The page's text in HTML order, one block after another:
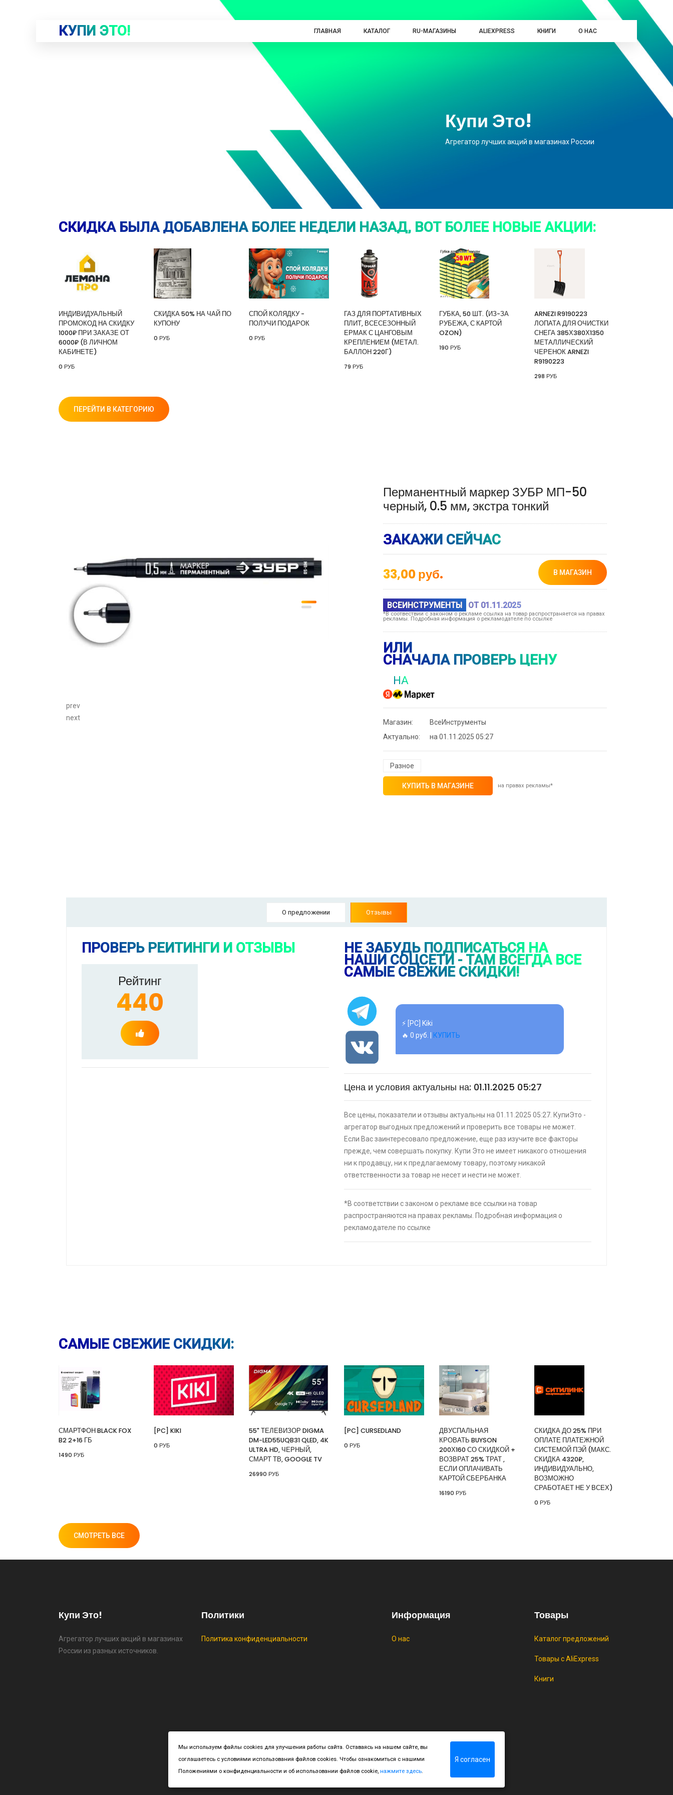
КУПИ ЭТО! ГЛАВНАЯ КАТАЛОГ RU-МАГАЗИНЫ ALIEXPRESS КНИГИ О НАС
Купи Это!
Агрегатор лучших акций в магазинах России
СКИДКА БЫЛА ДОБАВЛЕНА БОЛЕЕ НЕДЕЛИ НАЗАД, ВОТ БОЛЕЕ НОВЫЕ АКЦИИ:
ИНДИВИДУАЛЬНЫЙ
ПРОМОКОД НА СКИДКУ
1000₽ ПРИ ЗАКАЗЕ ОТ
6000₽ (В ЛИЧНОМ
КАБИНЕТЕ)
0 РУБ
СКИДКА 50% НА ЧАЙ ПО
КУПОНУ
0 РУБ
СПОЙ КОЛЯДКУ -
ПОЛУЧИ ПОДАРОК
0 РУБ
ГАЗ ДЛЯ ПОРТАТИВНЫХ
ПЛИТ, ВСЕСЕЗОННЫЙ
ЕРМАК С ЦАНГОВЫМ
КРЕПЛЕНИЕМ (МЕТАЛ.
БАЛЛОН 220Г)
79 РУБ
ГУБКА, 50 ШТ. (ИЗ-ЗА
РУБЕЖА, С КАРТОЙ
OZON)
190 РУБ
ARNEZI R9190223
ЛОПАТА ДЛЯ ОЧИСТКИ
СНЕГА 385Х380Х1350
МЕТАЛЛИЧЕСКИЙ
ЧЕРЕНОК ARNEZI
R9190223
298 РУБ
ПЕРЕЙТИ В КАТЕГОРИЮ
prev
next
Перманентный маркер ЗУБР МП-50
черный, 0.5 мм, экстра тонкий
ЗАКАЖИ СЕЙЧАС
33,00руб. В МАГАЗИН
ВСЕИНСТРУМЕНТЫ ОТ 01.11.2025
*В соотвествии с законом о рекламе ссылка на товар распространяется на правах
рекламы. Подробная информация о рекламодателе по ссылке
ИЛИ
СНАЧАЛА ПРОВЕРЬ ЦЕНУ
НА
Магазин:
ВсеИнструменты
Актуально:
на 01.11.2025 05:27
Разное
КУПИТЬ В МАГАЗИНЕ на правах рекламы*
О предложении Отзывы
ПРОВЕРЬ РЕЙТИНГИ И ОТЗЫВЫ
Рейтинг
440
НЕ ЗАБУДЬ ПОДПИСАТЬСЯ НА
НАШИ СОЦСЕТИ - ТАМ ВСЕГДА ВСЕ
САМЫЕ СВЕЖИЕ СКИДКИ!
⚡ Смартфон black fox b2 2+16 Гб
⚡ [PC] Kiki
🔥 0 руб. |
КУПИТЬ
🔥 26990 руб. |КУПИТЬ
⚡ [PC] Cursedland
🔥 0 руб. |КУПИТЬ
⚡ Двуспальная кровать buyson 200х160 со
скидкой + возврат 25% трат , если оплачивать
картой Сбербанка
🔥 16190 руб. |КУПИТЬ
⚡ Скидка до 25% при оплате платежной
системой Пэй (макс. скидка 4320₽,
⚡ [PC] Kiki
🔥 0 руб. |
КУПИТЬ
Ultra HD, черный, СМАРТ ТВ, Google TV
🔥 26990 руб. |КУПИТЬ
⚡ [PC] Cursedland
КУПИТЬ
Цена и условия актуальны на: 01.11.2025 05:27
Все цены, показатели и отзывы актуальны на 01.11.2025 05:27. КупиЭто -
агрегатор выгодных предложений и проверить все товары не может.
Если Вас заинтересовало предложение, еще раз изучите все факторы
прежде, чем совершать покупку. Купи Это не имеет никакого отношения
ни к продавцу, ни к предлагаемому товару, поэтому никакой
ответственности за товар не несет и нести не может.
*В соответствии с законом о рекламе все ссылки на товар
распространяются на правах рекламы. Подробная информация о
рекламодателе по ссылке
САМЫЕ СВЕЖИЕ СКИДКИ:
СМАРТФОН BLACK FOX
B2 2+16 ГБ
1490 РУБ
[PC] KIKI
0 РУБ
55" ТЕЛЕВИЗОР DIGMA
DM-LED55UQB31 QLED, 4K
ULTRA HD, ЧЕРНЫЙ,
СМАРТ ТВ, GOOGLE TV
26990 РУБ
[PC] CURSEDLAND
0 РУБ
ДВУСПАЛЬНАЯ
КРОВАТЬ BUYSON
200Х160 СО СКИДКОЙ +
ВОЗВРАТ 25% ТРАТ ,
ЕСЛИ ОПЛАЧИВАТЬ
КАРТОЙ СБЕРБАНКА
16190 РУБ
СКИДКА ДО 25% ПРИ
ОПЛАТЕ ПЛАТЕЖНОЙ
СИСТЕМОЙ ПЭЙ (МАКС.
СКИДКА 4320₽,
ИНДИВИДУАЛЬНО,
ВОЗМОЖНО
СРАБОТАЕТ НЕ У ВСЕХ)
0 РУБ
СМОТРЕТЬ ВСЕ
Купи Это!
Агрегатор лучших акций в магазинах
России из разных источников.
Политики
Политика конфиденциальности
Информация
О нас
Товары
Каталог предложений
Товары с AliExpress
Книги
Мы используем файлы cookies для улучшения работы сайта. Оставаясь на нашем сайте, вы
соглашаетесь с условиями использования файлов cookies. Чтобы ознакомиться с нашими
Положениями о конфиденциальности и об использовании файлов cookie, нажмите здесь.
Я согласен